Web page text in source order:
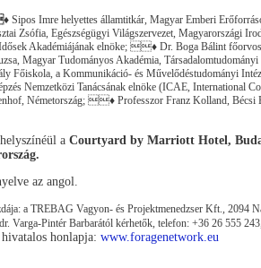
♦ Sipos Imre helyettes államtitkár, Magyar Emberi
Zsófia, Egészségügyi Világszervezet, Magyarországi
Akadémiájának elnöke; ♦ Dr. Boga Bálint
Magyar Tudományos Akadémia,
Főiskola, a Kommunikáció- és Művelődéstudományi
Nemzetközi Tanácsának elnöke (ICAE, International
Németország; ♦ Professzor Franz Kolland, Bécsi
a Courtyard by Marriott Hotel,
az angol.
a TREBAG Vagyon- és Projektmenedzser Kft., 2094
Varga-Pintér Barbarától kérhetők, telefon: +36 26 555
honlapja: www.foragenetwork.eu